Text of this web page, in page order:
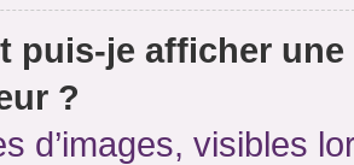
puis-je afficher
?
d’images, visibles